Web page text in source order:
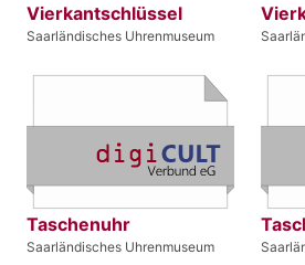
Vierkantschlüssel
Saarländisches Uhrenmuseum
Taschenuhr
Saarländisches Uhrenmuseum